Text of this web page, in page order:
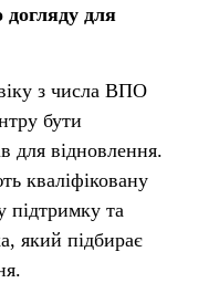
для
з числа ВПО
бути
для відновлення.
кваліфіковану
підтримку та
який підбирає